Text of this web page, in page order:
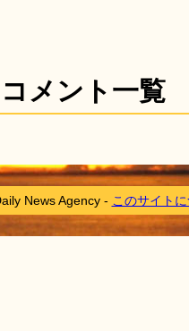
メント一覧
News Agency - このサイト